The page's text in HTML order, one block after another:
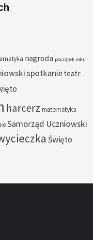
nagroda początek roku
spotkanie teatr
harcerz matematyka
Samorząd Uczniowski
Święto